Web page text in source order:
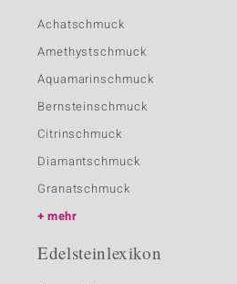
Achatschmuck
Amethystschmuck
Aquamarinschmuck
Bernsteinschmuck
Citrinschmuck
Diamantschmuck
Granatschmuck
mehr
Edelsteinlexikon